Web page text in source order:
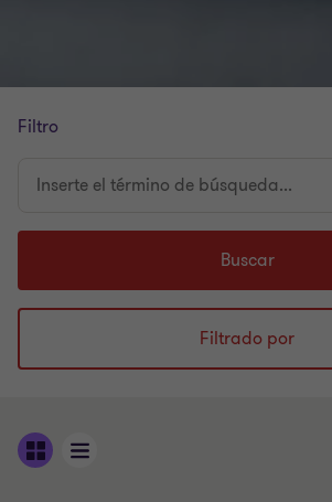
Filtro
Filtrado por
Buscar